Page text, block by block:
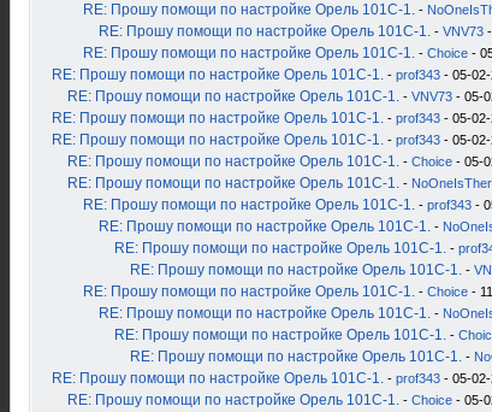
RE: Прошу помощи по настройке Орель 101С-1. -
RE: Прошу помощи по настройке Орель 101С-1. - VNV73
RE: Прошу помощи по настройке Орель 101С-1. - Choice -
RE: Прошу помощи по настройке Орель 101С-1. - prof343 - 05-
RE: Прошу помощи по настройке Орель 101С-1. - VNV73 - 05-
RE: Прошу помощи по настройке Орель 101С-1. - prof343 - 05-
RE: Прошу помощи по настройке Орель 101С-1. - prof343 - 05-02-
RE: Прошу помощи по настройке Орель 101С-1. - Choice - 05-
RE: Прошу помощи по настройке Орель 101С-1. -
RE: Прошу помощи по настройке Орель 101С-1. - prof343 -
RE: Прошу помощи по настройке Орель 101С-1. -
RE: Прошу помощи по настройке Орель 101С-1. -
RE: Прошу помощи по настройке Орель 101С-1. -
RE: Прошу помощи по настройке Орель 101С-1. - Choice -
RE: Прошу помощи по настройке Орель 101С-1. -
RE: Прошу помощи по настройке Орель 101С-1. -
RE: Прошу помощи по настройке Орель 101С-1. -
RE: Прошу помощи по настройке Орель 101С-1. - prof343 - 05-
RE: Прошу помощи по настройке Орель 101С-1. - Choice - 05-